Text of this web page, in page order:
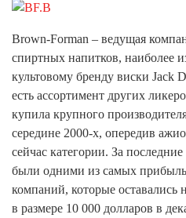
Brown-Forman – ведущая
спиртных напитков, наиболее
культовому бренду виски Jack
есть ассортимент других
купила крупного
середине 2000-х, опередив
сейчас категории. За
были одними из самых
компаний, которые
в размере 10 000 долларов в